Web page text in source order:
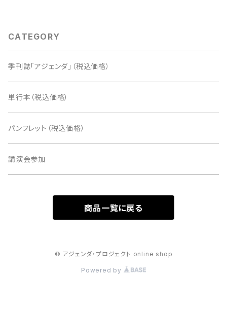
CATEGORY
季刊誌「アジェンダ」（税込価格）
単行本（税込価格）
パンフレット（税込価格）
講演会参加
商品一覧に戻る
© アジェンダ・プロジェクト online shop
Powered by